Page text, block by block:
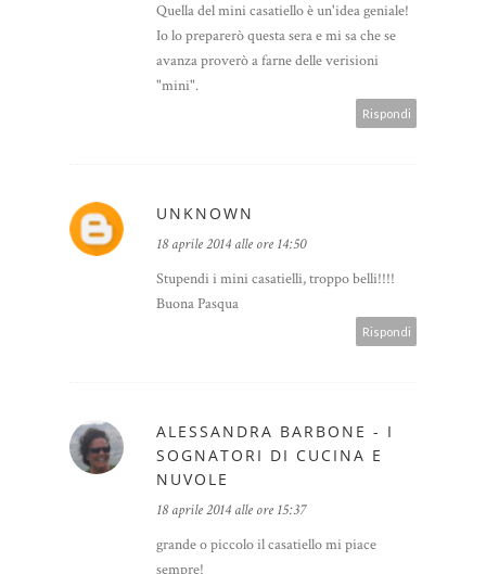
Quella del mini casatiello è un'idea geniale!
Io lo preparerò questa sera e mi sa che se
avanza proverò a farne delle verisioni
"mini".
Rispondi
UNKNOWN
18 aprile 2014 alle ore 14:50
Stupendi i mini casatielli, troppo belli!!!!
Buona Pasqua
Rispondi
ALESSANDRA BARBONE - I
SOGNATORI DI CUCINA E
NUVOLE
18 aprile 2014 alle ore 15:37
grande o piccolo il casatiello mi piace
sempre!